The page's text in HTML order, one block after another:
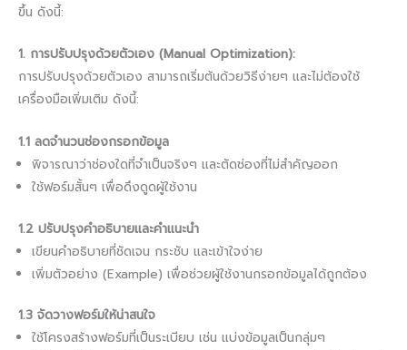
ขึ้น ดังนี้:
1. การปรับปรุงด้วยตัวเอง (Manual Optimization):
การปรับปรุงด้วยตัวเอง สามารถเริ่มต้นด้วยวิธีง่ายๆ และไม่ต้องใช้
เครื่องมือเพิ่มเติม ดังนี้:
1.1 ลดจำนวนช่องกรอกข้อมูล
พิจารณาว่าช่องใดที่จำเป็นจริงๆ และตัดช่องที่ไม่สำคัญออก
ใช้ฟอร์มสั้นๆ เพื่อดึงดูดผู้ใช้งาน
1.2 ปรับปรุงคำอธิบายและคำแนะนำ
เขียนคำอธิบายที่ชัดเจน กระชับ และเข้าใจง่าย
เพิ่มตัวอย่าง (Example) เพื่อช่วยผู้ใช้งานกรอกข้อมูลได้ถูกต้อง
1.3 จัดวางฟอร์มให้น่าสนใจ
ใช้โครงสร้างฟอร์มที่เป็นระเบียบ เช่น แบ่งข้อมูลเป็นกลุ่มๆ